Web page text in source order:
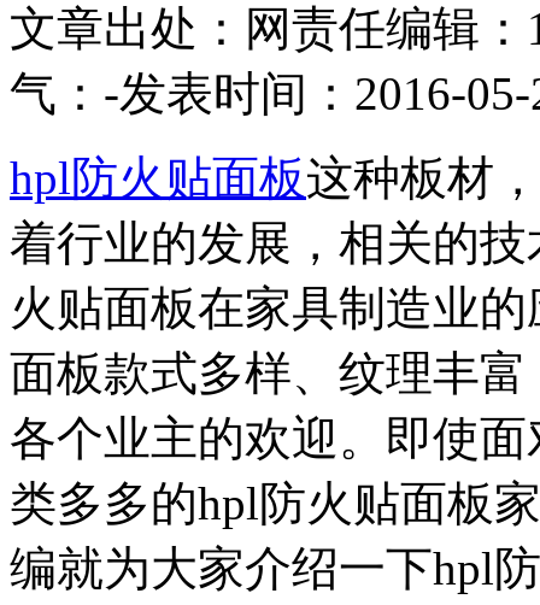
文章出处： 网责任编辑：
气： -发表时间：2016-
hpl防火贴面板这种板材
着行业的发展，相关的
火贴面板在家具制造业
面板款式多样、纹理丰
各个业主的欢迎。即使
类多多的hpl防火贴面板
编就为大家介绍一下hpl